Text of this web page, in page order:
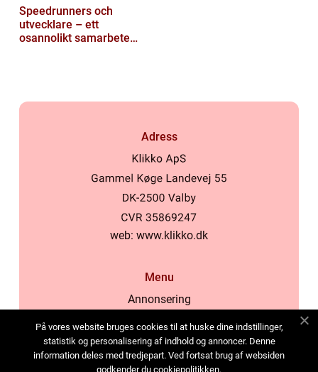
Speedrunners och
utvecklare – ett
osannolikt samarbete
Adress
web: www.klikko.dk
Menu
Annonsering
Cookies
Kontakta oss
På vores website bruges cookies til at huske dine indstillinger,
statistik og personalisering af indhold og annoncer. Denne
information deles med tredjepart. Ved fortsat brug af websiden
godkender du cookiepolitikken.